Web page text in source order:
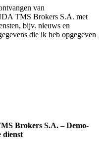
van
TMS Brokers S.A. met
bijv. nieuws en
die ik heb opgegeven
Brokers S.A. – Demo-
dienst